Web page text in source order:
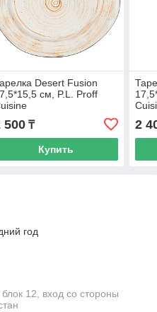
Desert Fusion
см, P.L. Proff
500₸
Купить
2
год
12, вход со стороны